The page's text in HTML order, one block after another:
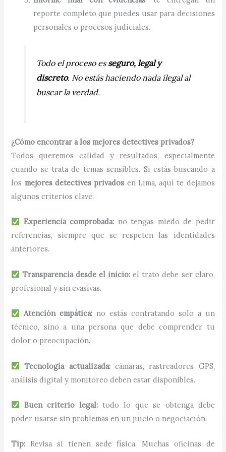
reporte completo que puedes usar para decisiones
personales o procesos judiciales.
Todo el proceso es seguro, legal y
discreto. No estás haciendo nada ilegal al
buscar la verdad.
¿Cómo encontrar a los mejores detectives privados?
Todos queremos calidad y resultados, especialmente
cuando se trata de temas sensibles. Si estás buscando a
los mejores detectives privados en Lima, aquí te dejamos
algunos criterios clave:
Experiencia comprobada: no tengas miedo de pedir
referencias, siempre que se respeten las identidades
anteriores.
Transparencia desde el inicio: el trato debe ser claro,
profesional y sin evasivas.
Atención empática:no estás contratando solo a un
técnico, sino a una persona que debe comprender tu
dolor o preocupación.
Tecnología actualizada:cámaras, rastreadores GPS,
análisis digital y monitoreo deben estar disponibles.
Buen criterio legal: todo lo que se obtenga debe
poder usarse sin problemas en un juicio o negociación.
Tip: Revisa si tienen sede física. Muchas oficinas de